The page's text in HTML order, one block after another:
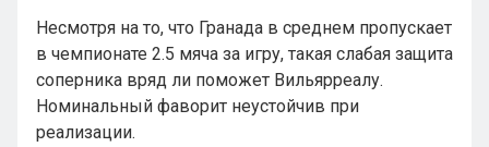
Несмотря на то, что Гранада в среднем пропускает
в чемпионате 2.5 мяча за игру, такая слабая защита
соперника вряд ли поможет Вильярреалу.
Номинальный фаворит неустойчив при
реализации.